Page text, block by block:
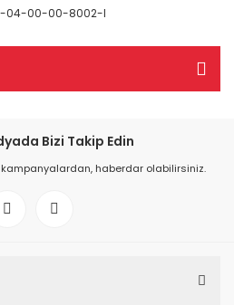
04-00-00-8002-I
Bizi Takip Edin
haberdar olabilirsiniz.